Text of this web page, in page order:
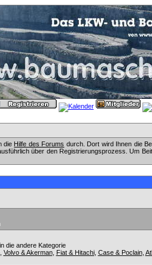
die Hilfe des Forums durch. Dort wird Ihnen die
über den Registrierungsprozess. Um
die andere Kategorie
Volvo & Akerman, Fiat & Hitachi, Case & Poclain,